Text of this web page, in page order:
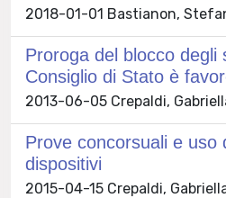
2018-01-01 Bastianon,
Proroga del blocco degli
Consiglio di Stato è
2013-06-05 Crepaldi,
Prove concorsuali e uso
dispositivi
2015-04-15 Crepaldi,